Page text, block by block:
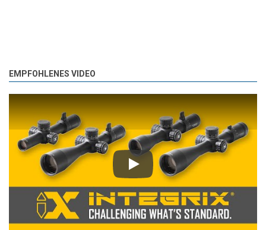
EMPFOHLENES VIDEO
Play